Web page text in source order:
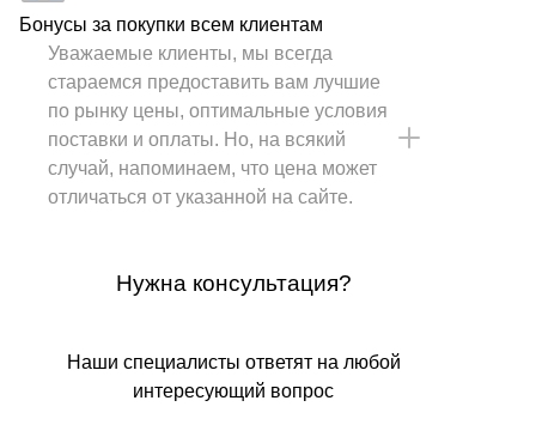
Бонусы за покупки всем клиентам
Уважаемые клиенты, мы всегда
стараемся предоставить вам лучшие
по рынку цены, оптимальные условия
поставки и оплаты. Но, на всякий
случай, напоминаем, что цена может
отличаться от указанной на сайте.
Нужна консультация?
Наши специалисты ответят на любой
интересующий вопрос